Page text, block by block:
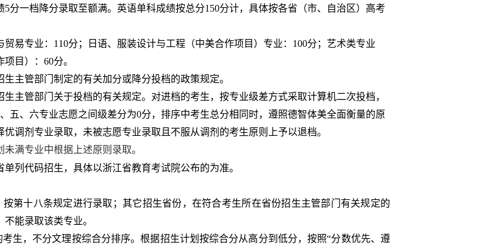
5分一档降分录取至额满。英语单科成绩按总分150分计，具体按各省（市、自治区）高考
易专业： 110分；日语、服装设计与工程（中美合作项目）专业： 100分；艺术类专业
目）： 60分。
主管部门制定的有关加分或降分投档的政策规定。
主管部门关于投档的有关规定。对进档的考生，按专业级差方式采取计算机二次投档，
五、六专业志愿之间级差分为0分，排序中考生总分相同时，遵照德智体美全面衡量的原
调剂专业录取，未被志愿专业录取且不服从调剂的考生原则上予以退档。
满专业中根据上述原则录取。
列代码招生，具体以浙江省教育考试院公布的为准。
第十八条规定进行录取；其它招生省份，在符合考生所在省份招生主管部门有关规定的
能录取该类专业。
生，不分文理按综合分排序。根据招生计划按综合分从高分到低分，按照“分数优先、遵